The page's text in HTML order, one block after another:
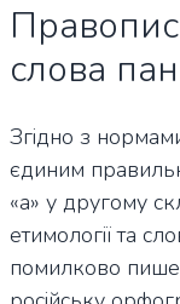
слова
Згідно з
єдиним
«а» у другому
етимології та
помилково пише